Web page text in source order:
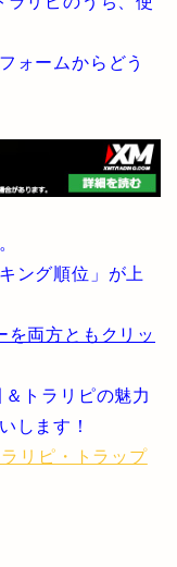
ォームからどう
ング順位」が上
を両方ともクリッ
トラリピの魅力
します！